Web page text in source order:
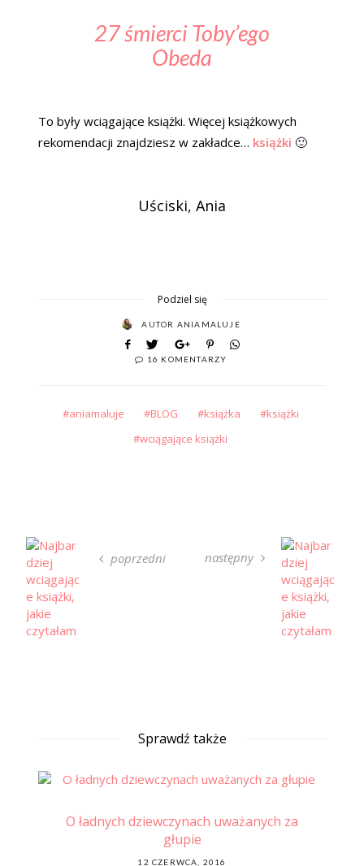
27 śmierci Toby’ego
Obeda
To były wciągające książki. Więcej książkowych
rekomendacji znajdziesz w zakładce… książki 🙂
Uściski, Ania
Podziel się
AUTOR ANIAMALUJE
16 KOMENTARZY
aniamaluje BLOG książka
książki
wciągające książki
poprzedni następny
Sprawdź także
O ładnych dziewczynach uważanych za
głupie
POSTED
12 CZERWCA, 2016